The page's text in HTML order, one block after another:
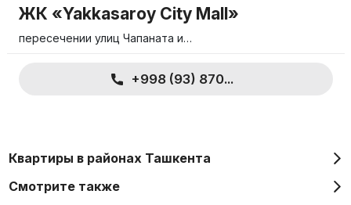
ЖК «Yakkasaroy City Mall»
пересечении улиц Чапаната и…
+998 (93) 870...
Квартиры в районах Ташкента
Смотрите также